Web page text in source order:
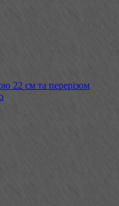
22 см та перерізом